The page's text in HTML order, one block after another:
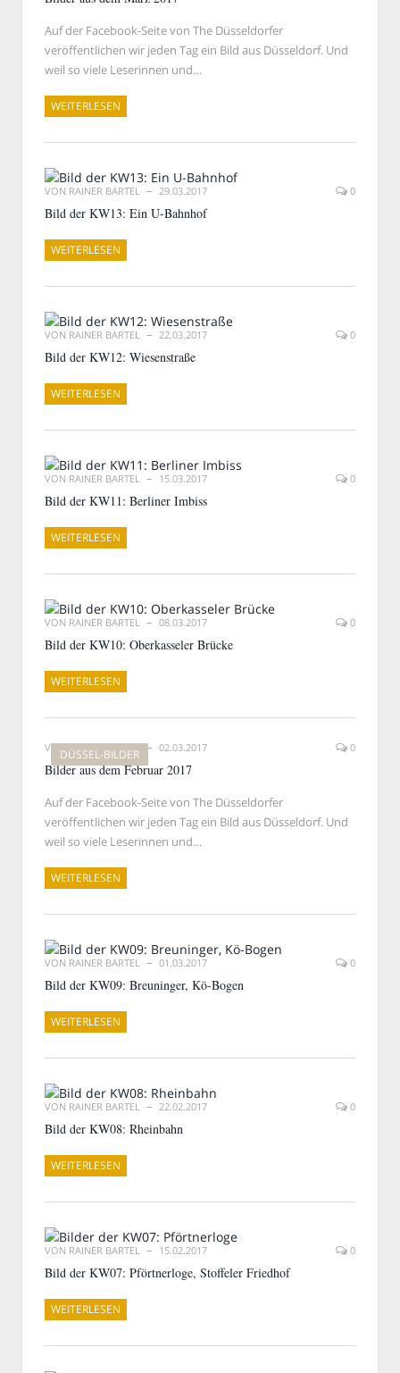
Auf der Facebook-Seite von The Düsseldorfer
veröffentlichen wir jeden Tag ein Bild aus Düsseldorf. Und
weil so viele Leserinnen und…
WEITERLESEN
VON RAINER BARTEL 29.03.2017 0
Bild der KW13: Ein U-Bahnhof
WEITERLESEN
VON RAINER BARTEL 22.03.2017 0
Bild der KW12: Wiesenstraße
WEITERLESEN
VON RAINER BARTEL 15.03.2017 0
Bild der KW11: Berliner Imbiss
WEITERLESEN
VON RAINER BARTEL 08.03.2017 0
Bild der KW10: Oberkasseler Brücke
WEITERLESEN
DÜSSEL-BILDER
VONRAINER BARTEL 02.03.2017 0
Bilder aus dem Februar 2017
Auf der Facebook-Seite von The Düsseldorfer
veröffentlichen wir jeden Tag ein Bild aus Düsseldorf. Und
weil so viele Leserinnen und…
WEITERLESEN
VON RAINER BARTEL 01.03.2017 0
Bild der KW09: Breuninger, Kö-Bogen
WEITERLESEN
VON RAINER BARTEL 22.02.2017 0
Bild der KW08: Rheinbahn
WEITERLESEN
VON RAINER BARTEL 15.02.2017 0
Bild der KW07: Pförtnerloge, Stoffeler Friedhof
WEITERLESEN